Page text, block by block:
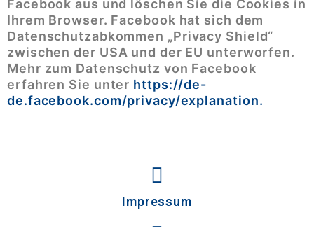
Facebook aus und löschen Sie die Cookies in
Ihrem Browser. Facebook hat sich dem
Datenschutzabkommen „Privacy Shield“
zwischen der USA und der EU unterworfen.
Mehr zum Datenschutz von Facebook
erfahren Sie unter https://de-
de.facebook.com/privacy/explanation.
Impressum